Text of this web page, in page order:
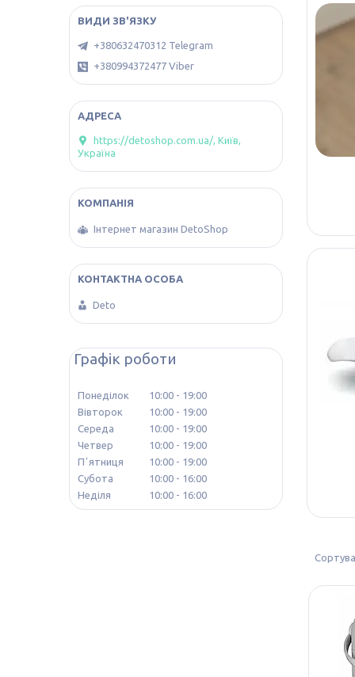
+380632470312 Telegram
+380994372477 Viber
https://detoshop.com.ua/, Київ,
Україна
Інтернет магазин DetoShop
Deto
Графік роботи
Понеділок 10:00
19:00
Вівторок
10:00
19:00
Середа
10:00
19:00
Четвер
10:00
19:00
Пʼятниця
10:00
19:00
Субота
10:00
16:00
Неділя
10:00 16:00